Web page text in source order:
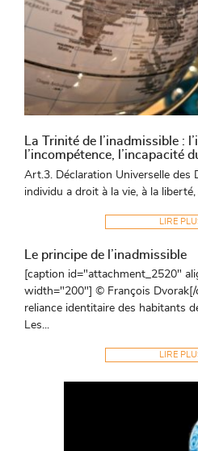
La Trinité de l’inadmissible :
l’incompétence, l’incapacité
Art.3. Déclaration Universelle des
individu a droit à la vie, à la liberté,
LIRE
Le principe de l’inadmissible
[caption id="attachment_2520"
width="200"] © François
reliance identitaire des habitants
Les...
LIRE